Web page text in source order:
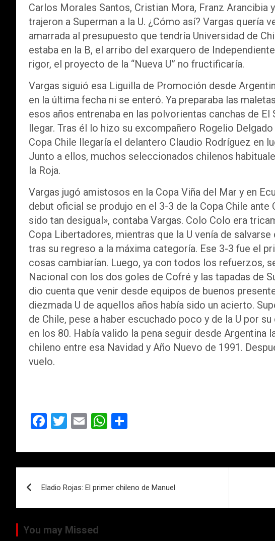
Carlos Morales Santos, Cristian Mora, Franz Arancibia
trajeron a Superman a la U. ¿Cómo así? Vargas quería
amarrada al presupuesto que tendría Universidad de
estaba en la B, el arribo del exarquero de
rigor, el proyecto de la “Nueva U” no fructificaría.
Vargas siguió esa Liguilla de Promoción desde
en la última fecha ni se enteró. Ya preparaba las
esos años entrenaba en las polvorientas canchas de
llegar. Tras él lo hizo su excompañero Rogelio
Copa Chile llegaría el delantero Claudio Rodríguez en
Junto a ellos, muchos seleccionados chilenos
la Roja.
Vargas jugó amistosos en la Copa Viña del Mar y en
debut oficial se produjo en el 3-3 de la Copa Chile ante
sido tan desigual», contaba Vargas. Colo Colo era
Copa Libertadores, mientras que la U venía de
tras su regreso a la máxima categoría. Ese 3-3 fue el
cosas cambiarían. Luego, ya con todos los refuerzos,
Nacional con los dos goles de Cofré y las tapadas de
dio cuenta que venir desde equipos de buenos
diezmada U de aquellos años había sido un acierto.
de Chile, pese a haber escuchado poco y de la U por
en los 80. Había valido la pena seguir desde
chileno entre esa Navidad y Año Nuevo de 1991.
vuelo.
F
ce
b
o
T
tt
er
E
ail
W
at
s
A
m
p
ar
de
entradas
Eladio Rojas: El primer chileno de Manuel
You may Missed